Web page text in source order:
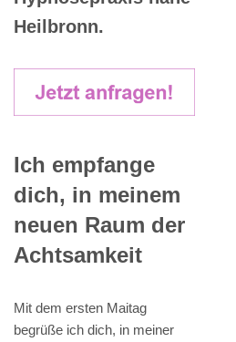
Heilbronn.
Ich empfange
dich, in meinem
neuen Raum der
Achtsamkeit
Mit dem ersten Maitag
begrüße ich dich, in meiner